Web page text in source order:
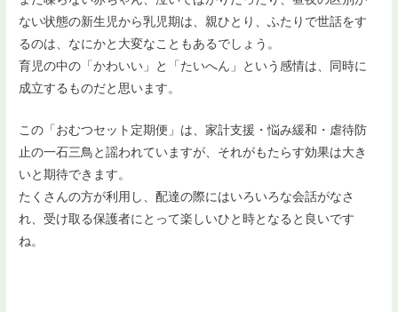
ない状態の新生児から乳児期は、親ひとり、ふたりで世話をす
るのは、なにかと大変なこともあるでしょう。
育児の中の「かわいい」と「たいへん」という感情は、同時に
成立するものだと思います。
この「おむつセット定期便」は、家計支援・悩み緩和・虐待防
止の一石三鳥と謡われていますが、それがもたらす効果は大き
いと期待できます。
たくさんの方が利用し、配達の際にはいろいろな会話がなさ
れ、受け取る保護者にとって楽しいひと時となると良いです
ね。